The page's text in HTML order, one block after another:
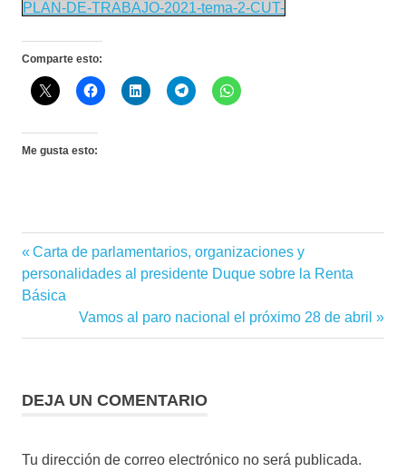
PLAN-DE-TRABAJO-2021-tema-2-CUT-
Comparte esto:
Me gusta esto:
CUT
Navegación
de
entradas
Entrada
anterior:
Carta de parlamentarios, organizaciones y
personalidades al presidente Duque sobre la Renta
Básica
Siguiente
entrada:
Vamos al paro nacional el próximo 28 de abril
DEJA UN COMENTARIO
Tu dirección de correo electrónico no será publicada.